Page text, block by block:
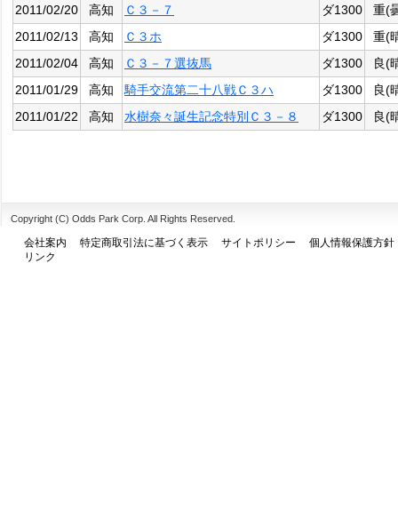
2011/02/20
高知 Ｃ３－７ ダ1300
重(
2011/02/13
高知 Ｃ３ホ ダ1300
重(
2011/02/04
高知 Ｃ３－７選抜馬 ダ1300
良(
2011/01/29
高知 騎手交流第二十八戦Ｃ３ハ ダ1300
良(
2011/01/22
高知 水樹奈々誕生記念特別Ｃ３－８ ダ1300 良(
Copyright (C) Odds Park Corp. All Rights Reserved.
会社案内 特定商取引法に基づく表示 サイトポリシー
個人情報保護方針
リンク